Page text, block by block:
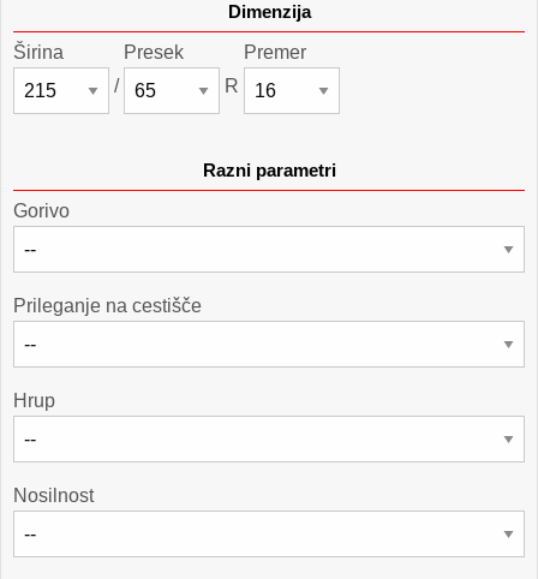
Dimenzija
Širina
/
Presek
R
Premer
Razni parametri
Gorivo
Prileganje na cestišče
Hrup
Nosilnost